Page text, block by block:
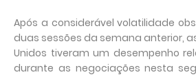
Após a considerável volatilidade
duas sessões da semana anterior,
Unidos tiveram um desempenho
durante as negociações nesta